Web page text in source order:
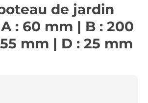
de jardin
: 60 mm | B : 200
mm | D : 25 mm